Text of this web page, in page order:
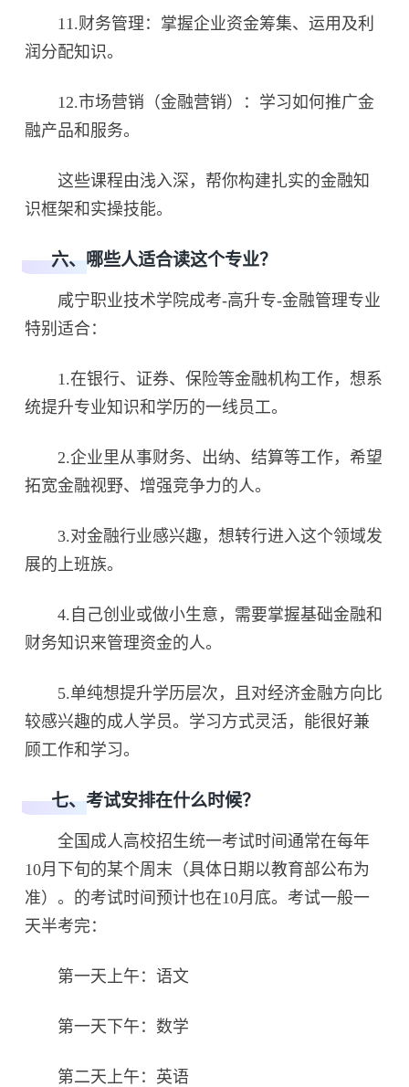
11.财务管理：掌握企业资金筹集、运用及利
润分配知识。
12.市场营销（金融营销）：学习如何推广金
融产品和服务。
这些课程由浅入深，帮你构建扎实的金融知
识框架和实操技能。
六、哪些人适合读这个专业？
咸宁职业技术学院成考-高升专-金融管理专业
特别适合：
1.在银行、证券、保险等金融机构工作，想系
统提升专业知识和学历的一线员工。
2.企业里从事财务、出纳、结算等工作，希望
拓宽金融视野、增强竞争力的人。
3.对金融行业感兴趣，想转行进入这个领域发
展的上班族。
4.自己创业或做小生意，需要掌握基础金融和
财务知识来管理资金的人。
5.单纯想提升学历层次，且对经济金融方向比
较感兴趣的成人学员。学习方式灵活，能很好兼
顾工作和学习。
七、考试安排在什么时候？
全国成人高校招生统一考试时间通常在每年
10月下旬的某个周末（具体日期以教育部公布为
准）。的考试时间预计也在10月底。考试一般一
天半考完：
第一天上午：语文
第一天下午：数学
第二天上午：英语